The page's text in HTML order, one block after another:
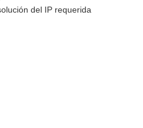
del IP requerida